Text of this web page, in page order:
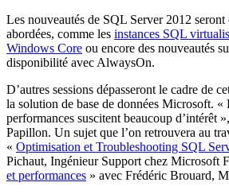
Les nouveautés de SQL Server 2012
abordées, comme les instances SQL
Windows Core ou encore des nouveautés
disponibilité avec AlwaysOn.
D’autres sessions dépasseront le cadre de
la solution de base de données Microsoft. «
performances suscitent beaucoup d’intérêt
Papillon. Un sujet que l’on retrouvera au
« Optimisation et Troubleshooting SQL
Pichaut, Ingénieur Support chez Microsoft
et performances » avec Frédéric Brouard,